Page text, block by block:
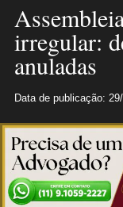
irregular:
anuladas
Data de publicação: